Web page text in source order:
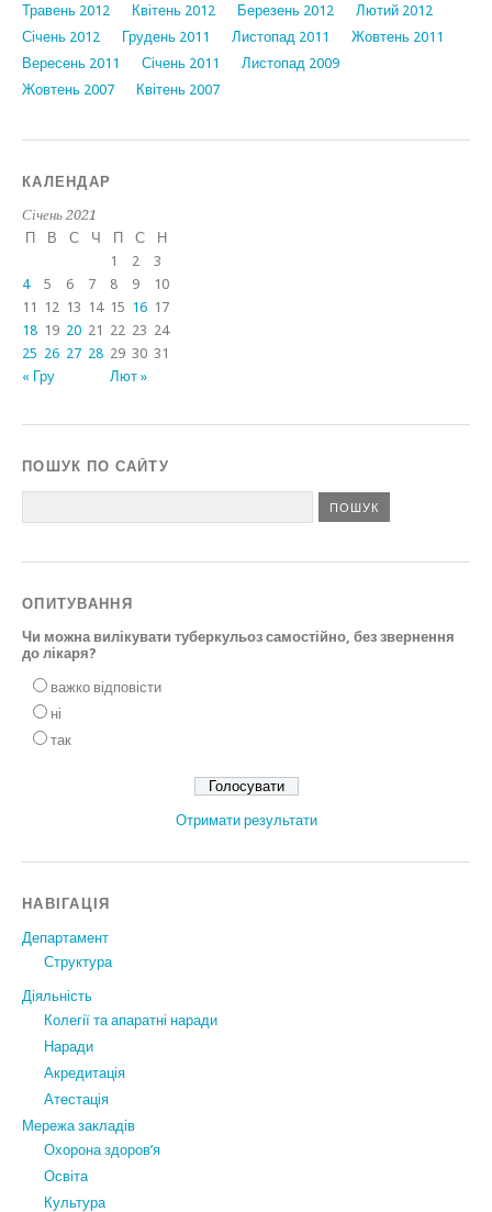
Травень 2012
Квітень 2012 Березень 2012
Лютий 2012
Січень 2012
Грудень 2011 Листопад 2011
Жовтень 2011
Вересень 2011
Січень 2011
Листопад 2009
Жовтень 2007
Квітень 2007
КАЛЕНДАР
Січень 2021
П
В С Ч П С Н
« Гру Лют »
1 2
3
4
5 6 7 8 9
10
11
12 13 14 15 16 17
18 19 20 21 22 23 24
25 26 27 28 29 30 31
ПОШУК ПО САЙТУ
ОПИТУВАННЯ
Чи можна вилікувати туберкульоз самостійно, без звернення
до лікаря?
важко відповісти
ні
так
Отримати результати
НАВІГАЦІЯ
Департамент
Структура
Діяльність
Колегії та апаратні наради
Наради
Акредитація
Атестація
Мережа закладів
Охорона здоров’я
Освіта
Культура